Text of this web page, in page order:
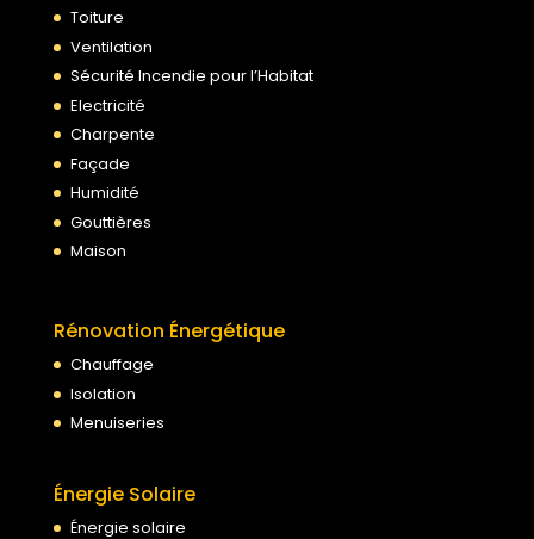
Toiture
Ventilation
Sécurité Incendie pour l’Habitat
Electricité
Charpente
Façade
Humidité
Gouttières
Maison
Rénovation Énergétique
Chauffage
Isolation
Menuiseries
Énergie Solaire
Énergie solaire